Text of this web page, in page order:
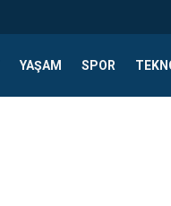
YAŞAM SPOR